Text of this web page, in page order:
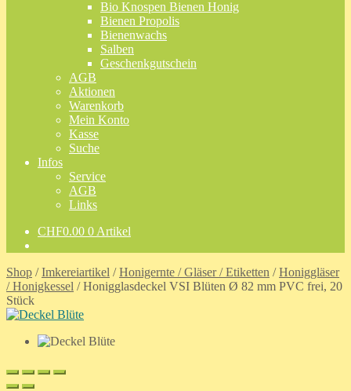
Bio Knospen Bienen Honig
Bienen Propolis
Bienenwachs
Salben
Geschenkgutschein
AGB
Aktionen
Warenkorb
Mein Konto
Kasse
Suche
Infos
Service
AGB
Links
CHF0.00 0 Artikel
Shop /Imkereiartikel /Honigernte / Gläser / Etiketten /Honiggläser
/ Honigkessel /Honigglasdeckel VSI Blüten Ø 82 mm PVC frei, 20
Stück